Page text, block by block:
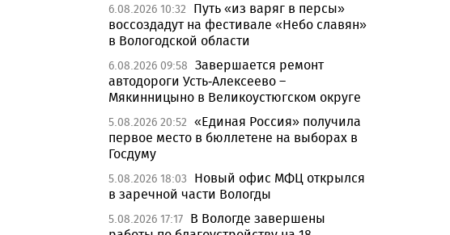
6.08.2026 10:32
Путь «из варяг в персы»
воссоздадут на фестивале «Небо славян»
в Вологодской области
6.08.2026 09:58 Завершается ремонт
автодороги Усть-Алексеево –
Мякинницыно в Великоустюгском округе
5.08.2026 20:52 «Единая Россия» получила
первое место в бюллетене на выборах в
Госдуму
5.08.2026 18:03
Новый офис МФЦ открылся
в заречной части Вологды
5.08.2026 17:17 В Вологде завершены